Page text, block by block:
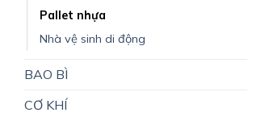
Pallet nhựa
Nhà vệ sinh di động
BAO BÌ
CƠ KHÍ